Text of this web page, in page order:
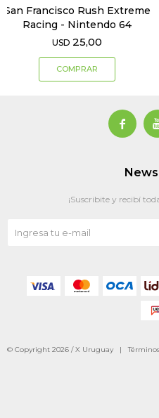
San Francisco Rush Extreme
Racing - Nintendo 64
USD 25,00

¡Suscribite y recibí
© Copyright 2026 / X Uruguay |